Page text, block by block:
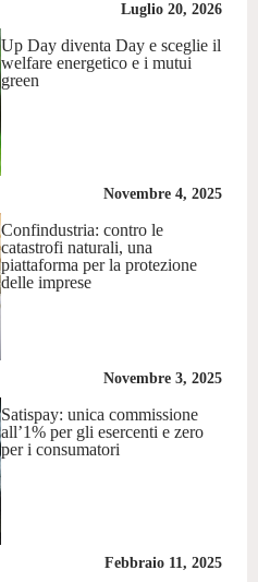
Luglio 20, 2026
Up Day diventa Day e sceglie il
welfare energetico e i mutui
green
Novembre 4, 2025
Confindustria: contro le
catastrofi naturali, una
piattaforma per la protezione
delle imprese
Novembre 3, 2025
Satispay: unica commissione
all’1% per gli esercenti e zero
per i consumatori
Febbraio 11, 2025